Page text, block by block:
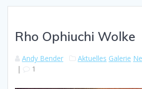
Rho Ophiuchi Wolke
Andy Bender Aktuelles Galerie
|
1